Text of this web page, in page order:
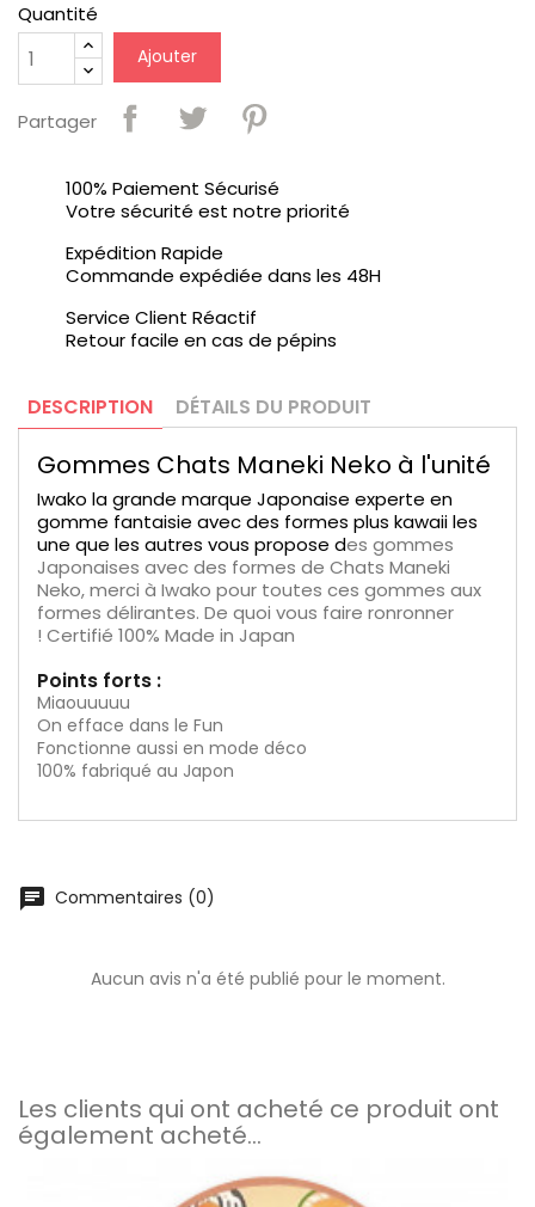
Quantité
Ajouter
Partager
100% Paiement Sécurisé
Votre sécurité est notre priorité
Expédition Rapide
Commande expédiée dans les 48H
Service Client Réactif
Retour facile en cas de pépins
DESCRIPTION DÉTAILS DU PRODUIT
Gommes Chats Maneki Neko à l'unité
Iwako la grande marque Japonaise experte en
gomme fantaisie avec des formes plus kawaii les
une que les autres vous propose des gommes
Japonaises avec des formes de Chats Maneki
Neko, merci à Iwako pour toutes ces gommes aux
formes délirantes. De quoi vous faire ronronner
! Certifié 100% Made in Japan
Points forts :
Miaouuuuu
On efface dans le Fun
Fonctionne aussi en mode déco
100% fabriqué au Japon
chat Commentaires (0)
Aucun avis n'a été publié pour le moment.
Les clients qui ont acheté ce produit ont
également acheté...